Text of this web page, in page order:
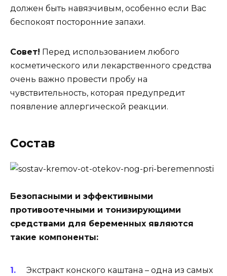
должен быть навязчивым, особенно если Вас
беспокоят посторонние запахи.
Совет! Перед использованием любого
косметического или лекарственного средства
очень важно провести пробу на
чувствительность, которая предупредит
появление аллергической реакции.
Состав
Безопасными и эффективными
противоотечными и тонизирующими
средствами для беременных являются
такие компоненты:
Экстракт конского каштана – одна из самых